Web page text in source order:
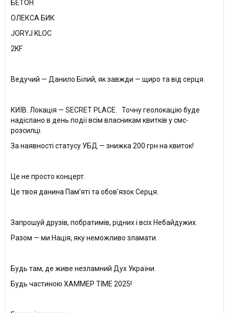
БЕТОН
ОЛЕКСА БИК
JORYJ KLOC
2KF
Ведучий — Данило Білий, як завжди — щиро та від серця.
КИЇВ. Локація — SECRET PLACE. Точну геолокацію буде
надіслано в день події всім власникам квитків у смс-
розсилці.
За наявності статусу УБД — знижка 200 грн на квиток!
Це не просто концерт.
Це твоя данина Пам'яті та обов'язок Серця.
Запрошуй друзів, побратимів, рідних і всіх Небайдужих.
Разом — ми Нація, яку неможливо зламати.
Будь там, де живе незламний Дух України.
Будь частиною ХАММЕР TIME 2025!